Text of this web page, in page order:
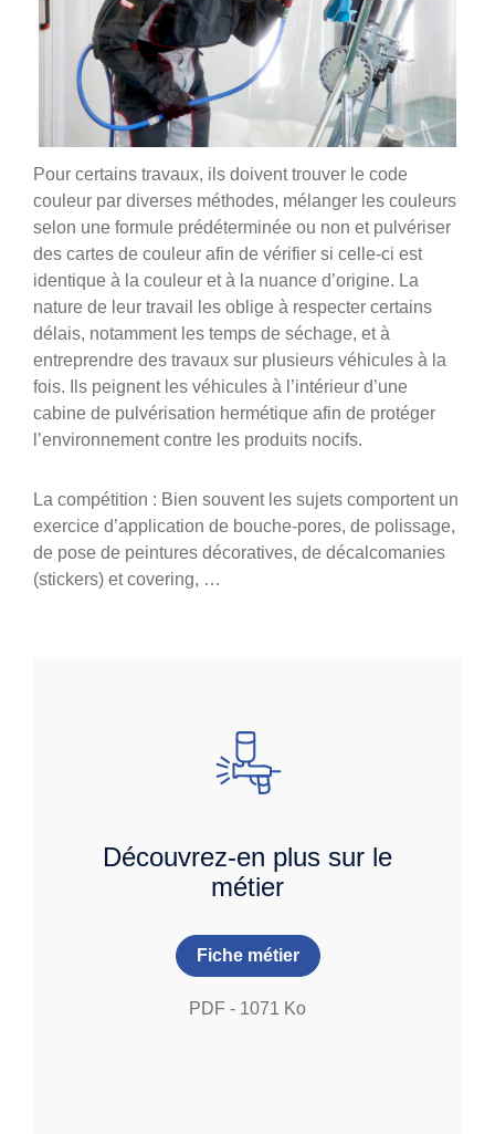
Pour certains travaux, ils doivent trouver le code
couleur par diverses méthodes, mélanger les couleurs
selon une formule prédéterminée ou non et pulvériser
des cartes de couleur afin de vérifier si celle-ci est
identique à la couleur et à la nuance d’origine. La
nature de leur travail les oblige à respecter certains
délais, notamment les temps de séchage, et à
entreprendre des travaux sur plusieurs véhicules à la
fois. Ils peignent les véhicules à l’intérieur d’une
cabine de pulvérisation hermétique afin de protéger
l’environnement contre les produits nocifs.
La compétition : Bien souvent les sujets comportent un
exercice d’application de bouche-pores, de polissage,
de pose de peintures décoratives, de décalcomanies
(stickers) et covering, …
Découvrez-en plus sur le
métier
Fiche métier
PDF - 1071 Ko